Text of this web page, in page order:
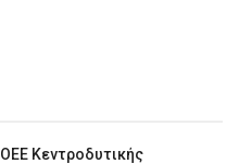
Κεντροδυτικής